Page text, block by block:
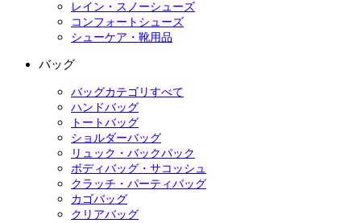
レイン・スノーシューズ
コンフォートシューズ
シューケア・靴用品
バッグ
バッグカテゴリすべて
ハンドバッグ
トートバッグ
ショルダーバッグ
リュック・バックパック
ボディバッグ・サコッシュ
クラッチ・パーティバッグ
カゴバッグ
クリアバッグ